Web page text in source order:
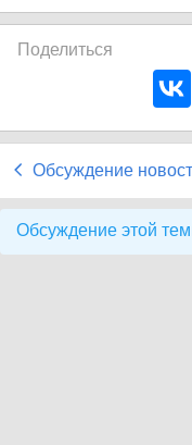
Поделиться
Обсуждение
Обсуждение этой